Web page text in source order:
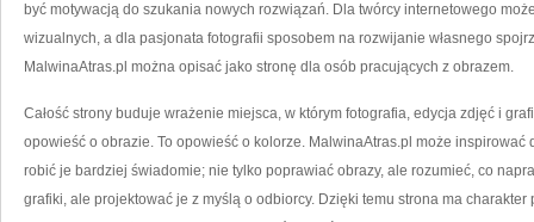
być motywacją do szukania nowych rozwiązań. Dla twórcy internetowego
wizualnych, a dla pasjonata fotografii sposobem na rozwijanie własnego
MalwinaAtras.pl można opisać jako stronę dla osób pracujących z obrazem.
Całość strony buduje wrażenie miejsca, w którym fotografia, edycja zdjęć i
opowieść o obrazie. To opowieść o kolorze. MalwinaAtras.pl może
robić je bardziej świadomie; nie tylko poprawiać obrazy, ale rozumieć, co
grafiki, ale projektować je z myślą o odbiorcy. Dzięki temu strona ma